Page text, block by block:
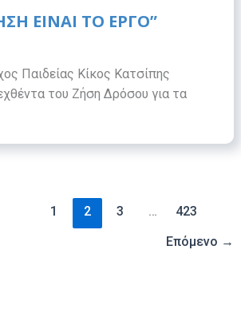
ΕΊΝΑΙ ΤΟ ΈΡΓΟ”
Παιδείας Κίκος Κατσίπης
του Ζήση Δρόσου για τα
1 2 3 …
423
Επόμενο →